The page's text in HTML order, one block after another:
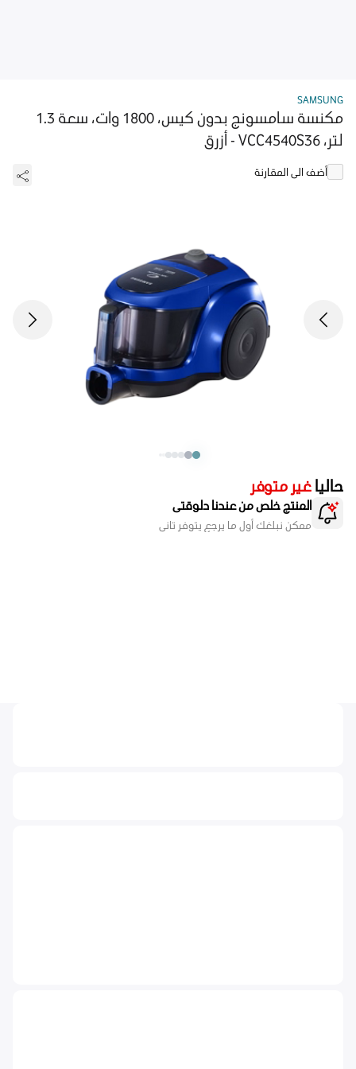
SAMSUNG
مكنسة سامسونج بدون كيس، 1800 وات، سعة 1.3
لتر، VCC4540S36 - أزرق
أضف الى المقارنة
حاليا غير متوفر
المنتج خلص من عندنا دلوقتى
ممكن نبلغك أول ما يرجع يتوفر تانى